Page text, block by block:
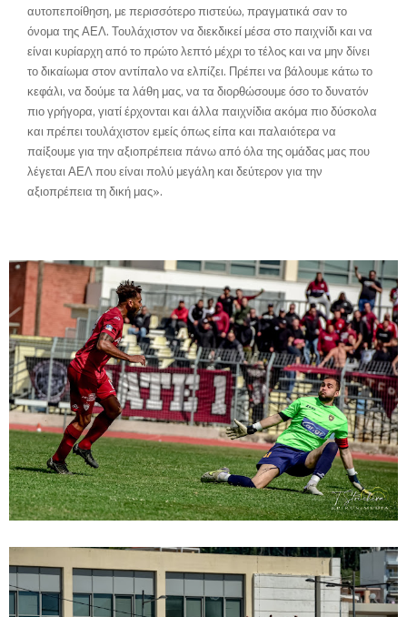
αυτοπεποίθηση, με περισσότερο πιστεύω, πραγματικά σαν το
όνομα της ΑΕΛ. Τουλάχιστον να διεκδικεί μέσα στο παιχνίδι και να
είναι κυρίαρχη από το πρώτο λεπτό μέχρι το τέλος και να μην δίνει
το δικαίωμα στον αντίπαλο να ελπίζει. Πρέπει να βάλουμε κάτω το
κεφάλι, να δούμε τα λάθη μας, να τα διορθώσουμε όσο το δυνατόν
πιο γρήγορα, γιατί έρχονται και άλλα παιχνίδια ακόμα πιο δύσκολα
και πρέπει τουλάχιστον εμείς όπως είπα και παλαιότερα να
παίξουμε για την αξιοπρέπεια πάνω από όλα της ομάδας μας που
λέγεται ΑΕΛ που είναι πολύ μεγάλη και δεύτερον για την
αξιοπρέπεια τη δική μας».